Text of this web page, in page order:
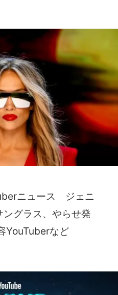
ニュース ジェニ
グラス、やらせ発
YouTuberなど